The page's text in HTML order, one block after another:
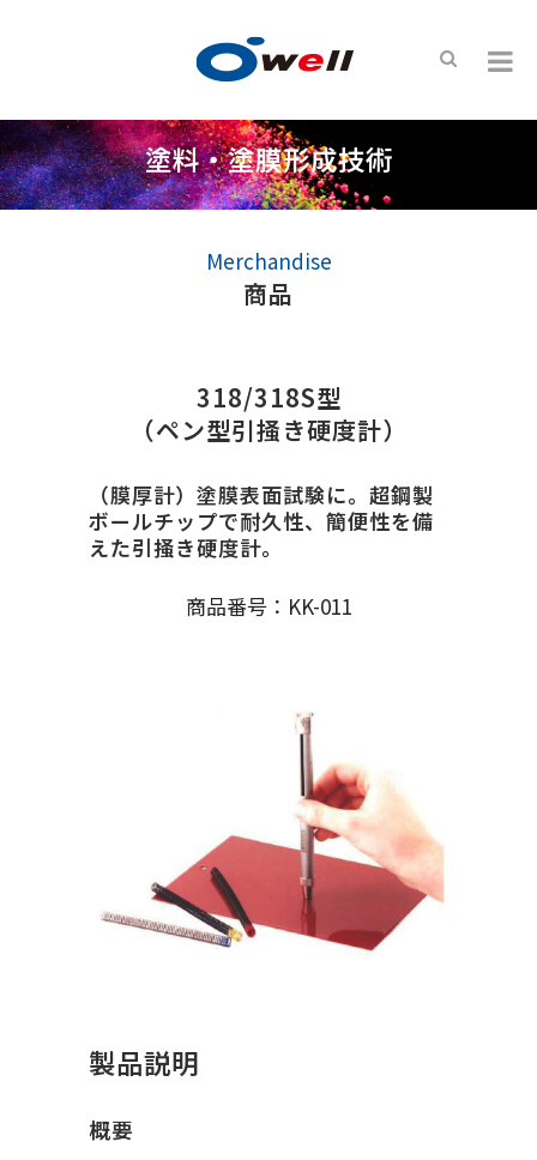
塗料・塗膜形成技術
Merchandise
商品
318/318S型
（ペン型引掻き硬度計）
（膜厚計）塗膜表面試験に。超鋼製
ボールチップで耐久性、簡便性を備
えた引掻き硬度計。
商品番号：KK-011
製品説明
概要